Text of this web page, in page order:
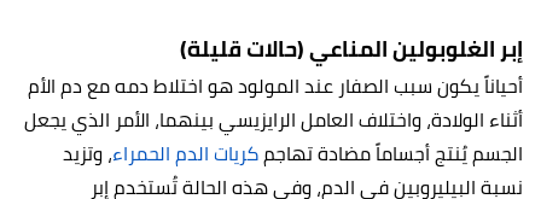
إبر الغلوبولين المناعي (حالات قليلة)
أحياناً يكون سبب الصفار عند المولود هو اختلاط دمه مع دم الأم
أثناء الولادة، واختلاف العامل الرايزيسي بينهما، الأمر الذي يجعل
الجسم يُنتج أجساماً مضادة تهاجمكريات الدم الحمراء، وتزيد
نسبة البيليروبين في الدم، وفي هذه الحالة تُستخدم إبر